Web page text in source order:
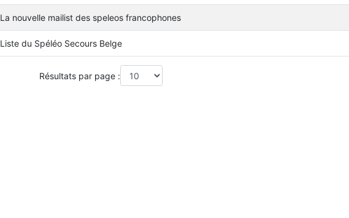
La nouvelle mailist des speleos francophones
Liste du Spéléo Secours Belge
Résultats par page :